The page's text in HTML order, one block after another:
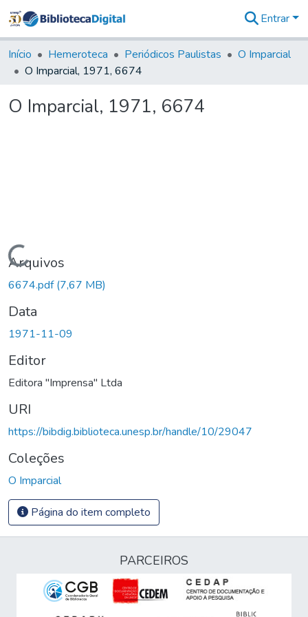
&
Coleções
Tudo na
Digital
Entrar
Início Hemeroteca Periódicos Paulistas
O Imparcial
O Imparcial, 1971, 6674
O Imparcial, 1971, 6674
Carregando...
Arquivos
6674.pdf(7,67 MB)
Data
1971-11-09
Editor
Editora "Imprensa" Ltda
URI
https://bibdig.biblioteca.unesp.br/handle/10/29047
Coleções
O Imparcial
Página do item completo
PARCEIROS